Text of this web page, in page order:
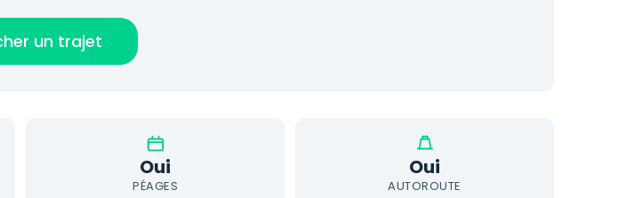
un trajet
Oui
PÉAGES
Oui
AUTOROUTE